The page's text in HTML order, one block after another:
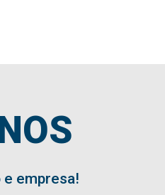
empresa!